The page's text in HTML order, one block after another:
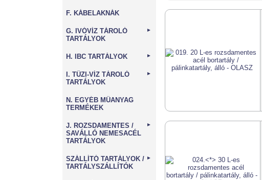
F. KÁBELAKNÁK
G. IVÓVÍZ TÁROLÓ
TARTÁLYOK
►
H. IBC TARTÁLYOK ►
I. TŰZI-VÍZ TÁROLÓ
TARTÁLYOK
►
N. EGYÉB MŰANYAG
TERMÉKEK
J. ROZSDAMENTES /
SAVÁLLÓ NEMESACÉL
TARTÁLYOK
►
SZÁLLÍTÓ TARTÁLYOK /
TARTÁLYSZÁLLÍTÓK
►